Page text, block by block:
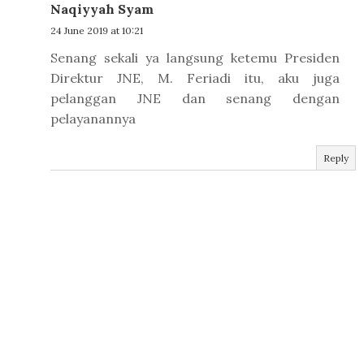
Naqiyyah Syam
24 June 2019 at 10:21
Senang sekali ya langsung ketemu Presiden
Direktur JNE, M. Feriadi itu, aku juga
pelanggan JNE dan senang dengan
pelayanannya
Reply